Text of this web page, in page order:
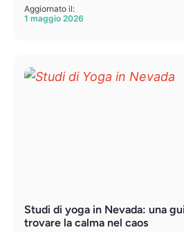
Aggiornato il:
1 maggio 2026
Studi di yoga in Nevada: una
trovare la calma nel caos